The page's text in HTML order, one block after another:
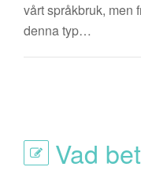
vårt språkbruk, men
denna typ…
Vad